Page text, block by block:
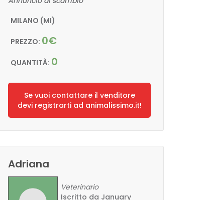
MILANO (MI)
PREZZO: 0€
QUANTITÀ: 0
Se vuoi contattare il venditore
devi registrarti ad animalissimo.it!
Adriana
Veterinario
Iscritto da January